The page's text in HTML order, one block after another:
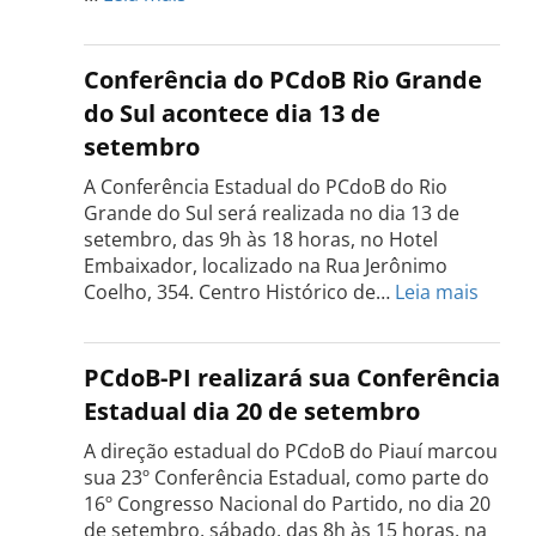
Estadual
do
PCdoB
Tocantins
será
realizada
dia
18
de
setembro
Conferência do PCdoB Rio Grande
do Sul acontece dia 13 de
setembro
A Conferência Estadual do PCdoB do Rio
Grande do Sul será realizada no dia 13 de
setembro, das 9h às 18 horas, no Hotel
Embaixador, localizado na Rua Jerônimo
Coelho, 354. Centro Histórico de… Leia mais
do
PCdoB
Rio
do
Sul
dia
PCdoB-PI realizará sua Conferência
Estadual dia 20 de setembro
A direção estadual do PCdoB do Piauí marcou
sua 23º Conferência Estadual, como parte do
16º Congresso Nacional do Partido, no dia 20
de setembro, sábado, das 8h às 15 horas, na